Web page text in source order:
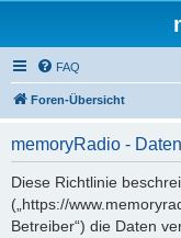
FAQ
Foren-Übersicht
memoryRadio -
Diese Richtlinie
(„https://
Betreiber“) die Daten